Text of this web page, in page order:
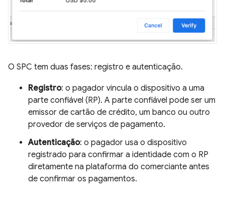
O SPC tem duas fases: registro e autenticação.
Registro: o pagador vincula o dispositivo a uma
parte confiável (RP). A parte confiável pode ser um
emissor de cartão de crédito, um banco ou outro
provedor de serviços de pagamento.
Autenticação: o pagador usa o dispositivo
registrado para confirmar a identidade com o RP
diretamente na plataforma do comerciante antes
de confirmar os pagamentos.